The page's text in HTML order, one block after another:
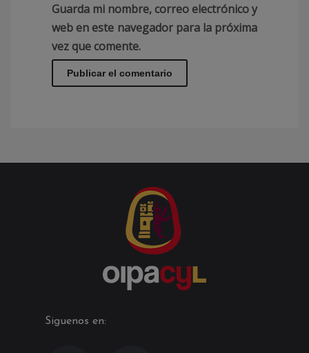
Guarda mi nombre, correo electrónico y
web en este navegador para la próxima
vez que comente.
Siguenos en: